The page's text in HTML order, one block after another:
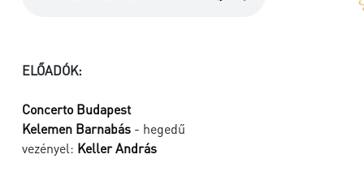
ELŐADÓK:
Concerto Budapest
Kelemen Barnabás - hegedű
vezényel: Keller András